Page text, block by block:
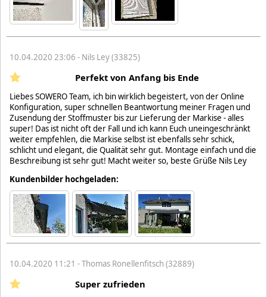
10.04.2020 23:06 - Nils Ley (33825)
Perfekt von Anfang bis Ende
Liebes SOWERO Team, ich bin wirklich begeistert, von der Online
Konfiguration, super schnellen Beantwortung meiner Fragen und
Zusendung der Stoffmuster bis zur Lieferung der Markise - alles
super! Das ist nicht oft der Fall und ich kann Euch uneingeschränkt
weiter empfehlen, die Markise selbst ist ebenfalls sehr schick,
schlicht und elegant, die Qualität sehr gut. Montage einfach und die
Beschreibung ist sehr gut! Macht weiter so, beste Grüße Nils Ley
Kundenbilder hochgeladen:
10.04.2020 11:21 - Thomas Ronellenfitsch (32889)
Super zufrieden